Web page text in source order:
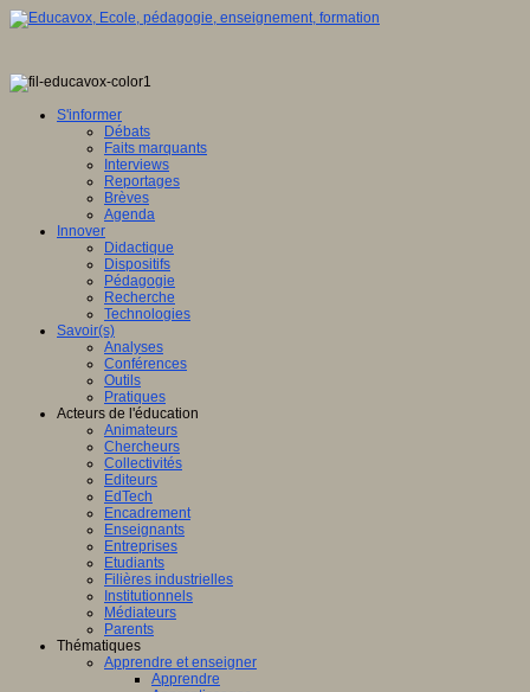
S'informer
Débats
Faits marquants
Interviews
Reportages
Brèves
Agenda
Innover
Didactique
Dispositifs
Pédagogie
Recherche
Technologies
Savoir(s)
Analyses
Conférences
Outils
Pratiques
Acteurs de l'éducation
Animateurs
Chercheurs
Collectivités
Editeurs
EdTech
Encadrement
Enseignants
Entreprises
Etudiants
Filières industrielles
Institutionnels
Médiateurs
Parents
Thématiques
Apprendre et enseigner
Apprendre